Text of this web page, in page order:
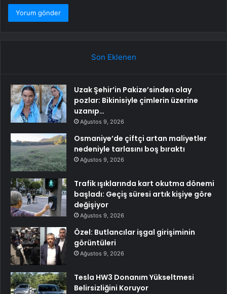
Son Eklenen
Uzak Şehir’in Pakize’sinden olay
pozlar: Bikinisiyle çimlerin üzerine
uzanıp…
Ağustos 9, 2026
Osmaniye’de çiftçi artan maliyetler
nedeniyle tarlasını boş bıraktı
Ağustos 9, 2026
Trafik ışıklarında kart okutma dönemi
başladı: Geçiş süresi artık kişiye göre
değişiyor
Ağustos 9, 2026
Özel: Butlancılar işgal girişiminin
görüntüleri
Ağustos 9, 2026
Tesla HW3 Donanım Yükseltmesi
Belirsizliğini Koruyor